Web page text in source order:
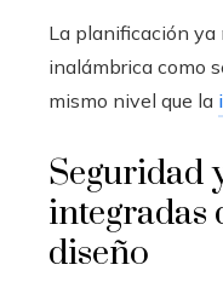
La planificación ya
inalámbrica como
mismo nivel que la
Seguridad
integradas
diseño